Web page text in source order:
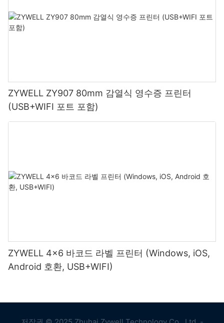
ZYWELL ZY907 80mm 감열식 영수증 프린터
(USB+WIFI 포트 포함)
ZYWELL 4x6 바코드 라벨 프린터 (Windows, iOS,
Android 호환, USB+WIFI)